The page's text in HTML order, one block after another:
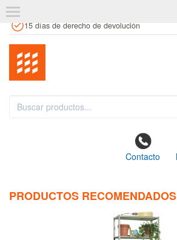
15 días de derecho de devolución
Contacto
PRODUCTOS RECOMENDADOS